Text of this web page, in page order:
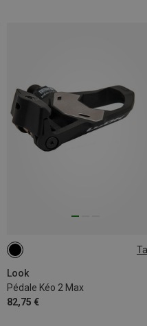
Look
Pédale Kéo 2 Max
82,75 €
ONE SIZE